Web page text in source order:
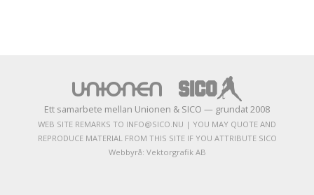
Ett samarbete mellan Unionen & SICO — grundat 2008
WEB SITE REMARKS TO INFO@SICO.NU | YOU MAY QUOTE AND
REPRODUCE MATERIAL FROM THIS SITE IF YOU ATTRIBUTE SICO
Webbyrå: Vektorgrafik AB